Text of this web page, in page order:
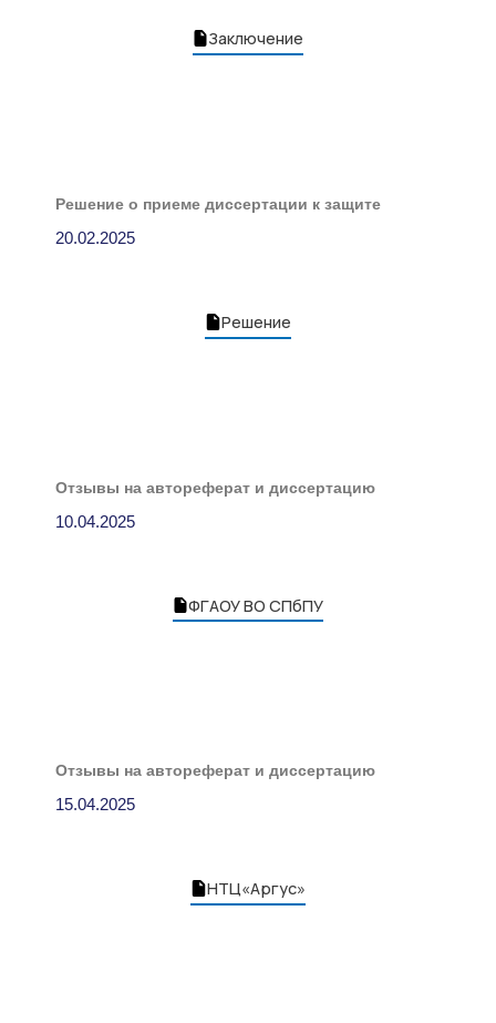
Заключение
Решение о приеме диссертации к защите
20.02.2025
Решение
Отзывы на автореферат и диссертацию
10.04.2025
ФГАОУ ВО СПбПУ
Отзывы на автореферат и диссертацию
15.04.2025
НТЦ«Аргус»